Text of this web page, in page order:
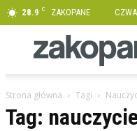
28.9 C ZAKOPANE
Strona główna Tagi
Tag: